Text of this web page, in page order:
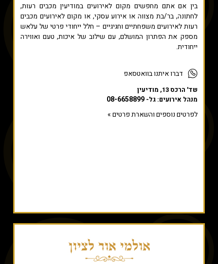
בין אם אתם מחפשים מקום לאירועים במודיעין מכבים רעות,
לחתונה, בר/בת מצווה או אירוע עסקי, או מקום לאירועים מכבים
רעות לאירועים משפחתיים וחגיגיים – חלל ייחודי פרטי של עלאש
מספק את הפתרון המושלם, עם שילוב של איכות, טעם ואווירה
ייחודית.
דברו איתנו בוואטסאפ
שד' הרכס 13, מודיעין
מנהל אירועים: גל- 08-6658899
לפרטים נוספים והשארת פרטים »